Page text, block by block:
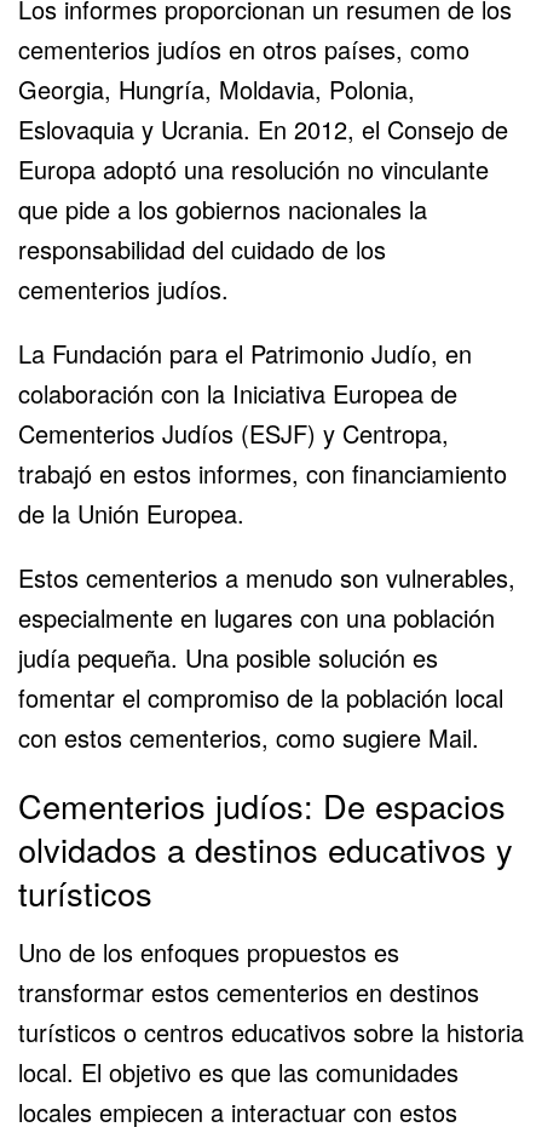
Los informes proporcionan un resumen de los
cementerios judíos en otros países, como
Georgia, Hungría, Moldavia, Polonia,
Eslovaquia y Ucrania. En 2012, el Consejo de
Europa adoptó una resolución no vinculante
que pide a los gobiernos nacionales la
responsabilidad del cuidado de los
cementerios judíos.
La Fundación para el Patrimonio Judío, en
colaboración con la Iniciativa Europea de
Cementerios Judíos (ESJF) y Centropa,
trabajó en estos informes, con financiamiento
de la Unión Europea.
Estos cementerios a menudo son vulnerables,
especialmente en lugares con una población
judía pequeña. Una posible solución es
fomentar el compromiso de la población local
con estos cementerios, como sugiere Mail.
Cementerios judíos: De espacios
olvidados a destinos educativos y
turísticos
Uno de los enfoques propuestos es
transformar estos cementerios en destinos
turísticos o centros educativos sobre la historia
local. El objetivo es que las comunidades
locales empiecen a interactuar con estos